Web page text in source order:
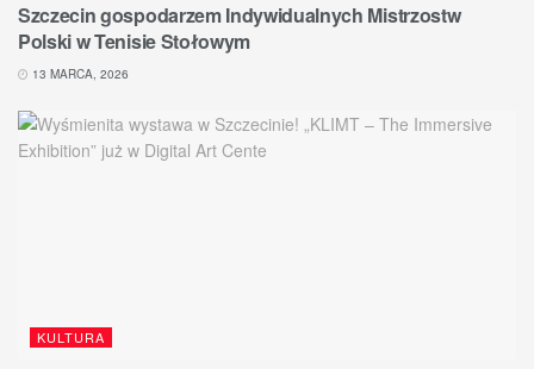
Szczecin gospodarzem Indywidualnych Mistrzostw
Polski w Tenisie Stołowym
13 MARCA, 2026
KULTURA